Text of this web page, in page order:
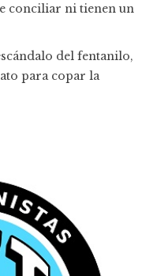
conciliar ni tienen un
del fentanilo,
para copar la